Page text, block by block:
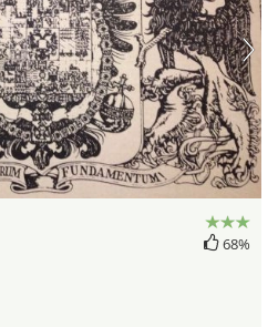
68%